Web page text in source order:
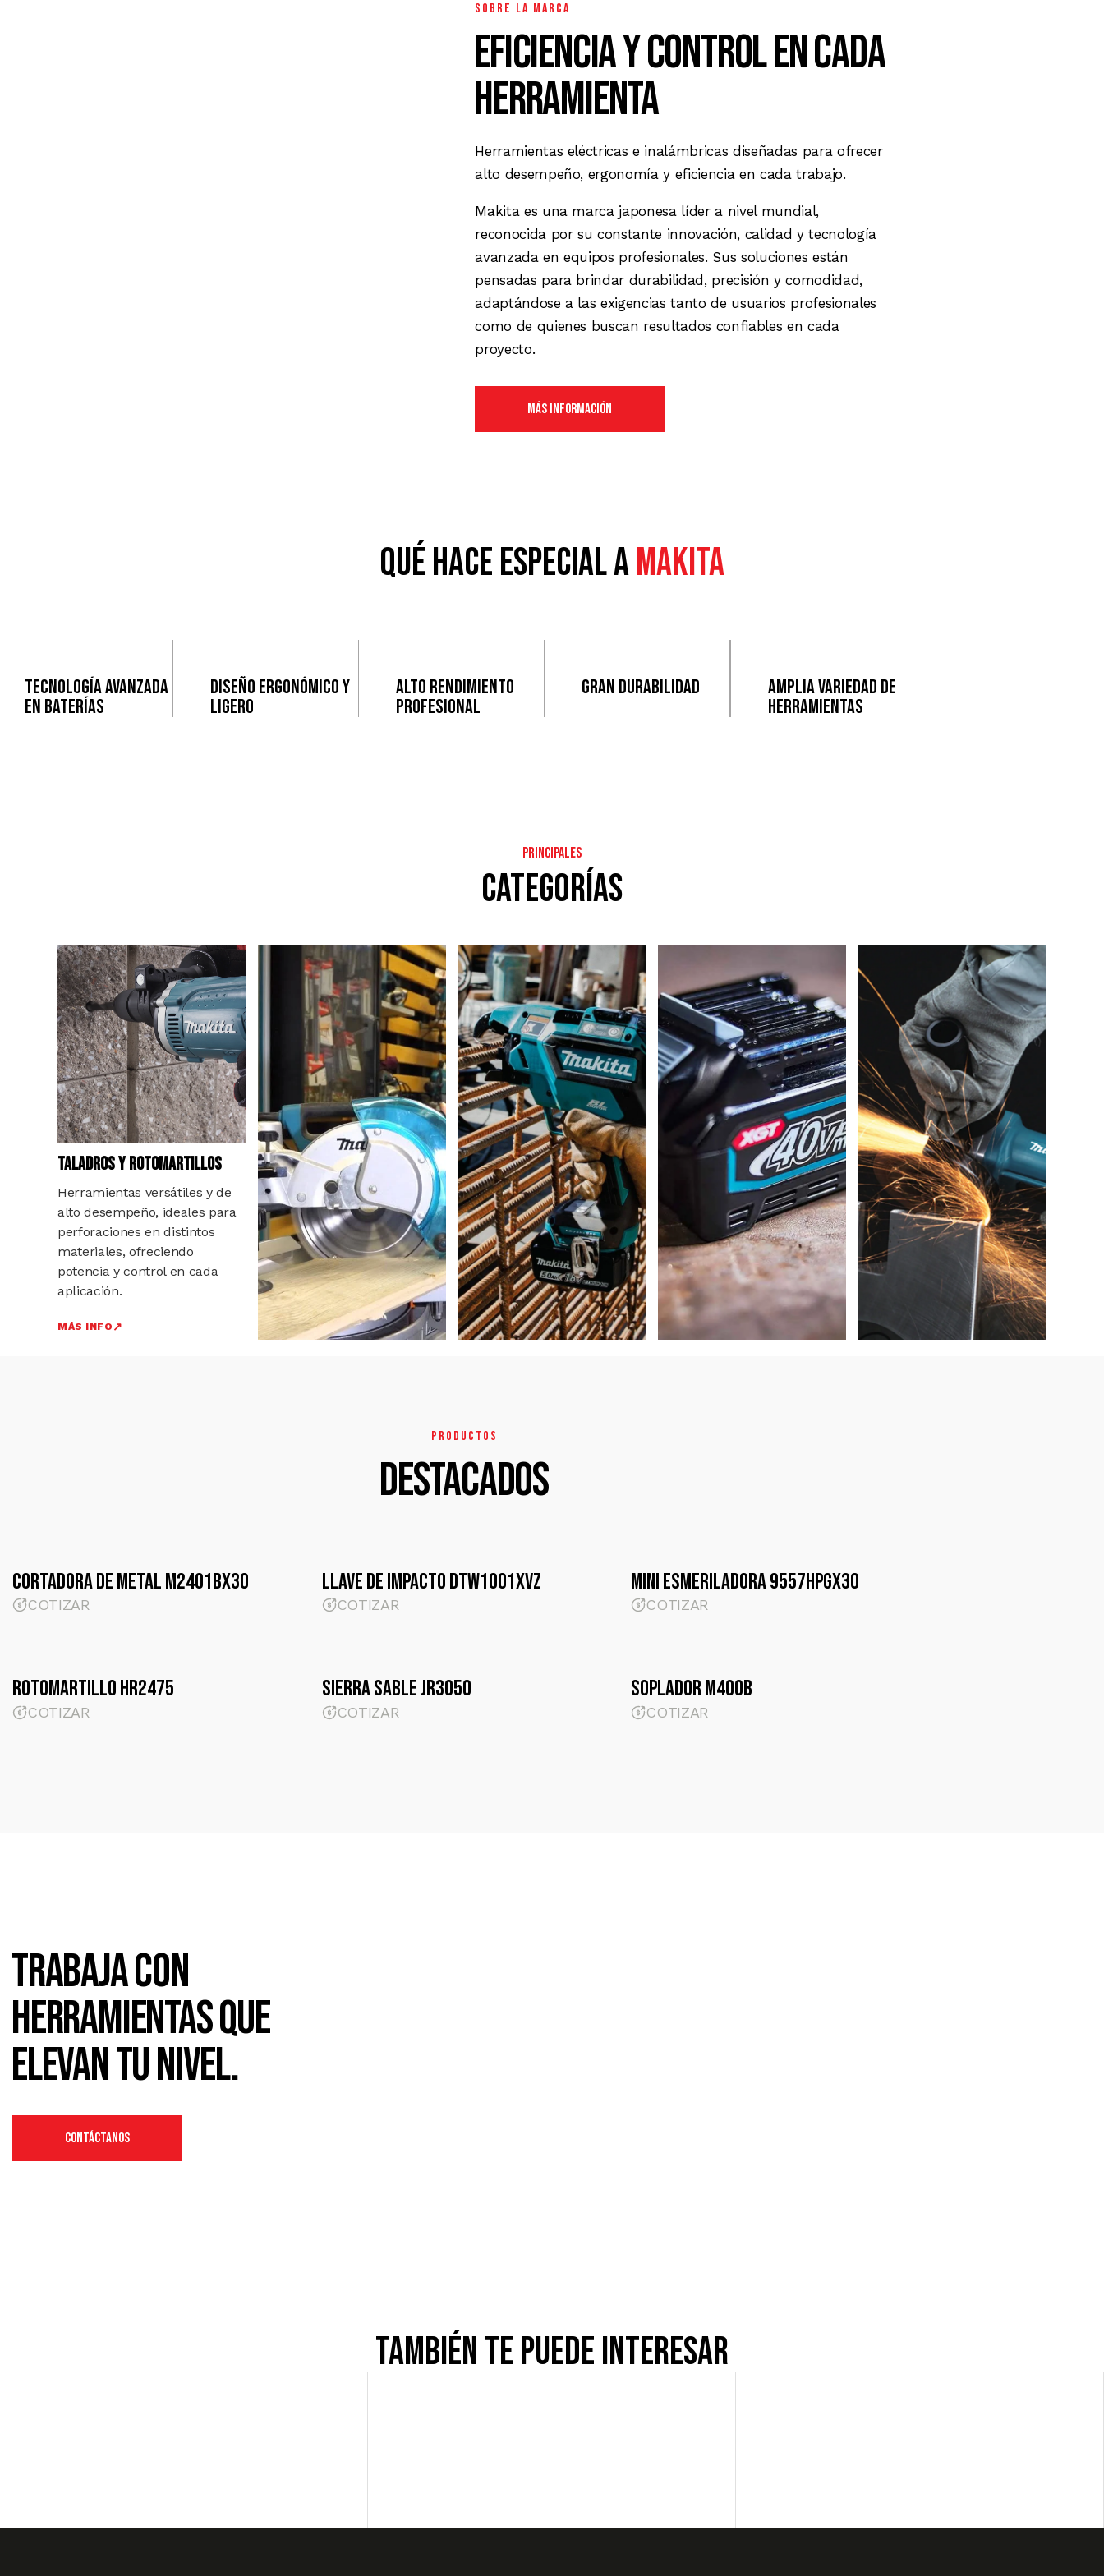
SOBRE LA MARCA
Eficiencia y control en cada
herramienta
Herramientas eléctricas e inalámbricas diseñadas para ofrecer
alto desempeño, ergonomía y eficiencia en cada trabajo.
Makita es una marca japonesa líder a nivel mundial,
reconocida por su constante innovación, calidad y tecnología
avanzada en equipos profesionales. Sus soluciones están
pensadas para brindar durabilidad, precisión y comodidad,
adaptándose a las exigencias tanto de usuarios profesionales
como de quienes buscan resultados confiables en cada
proyecto.
MÁS INFORMACIÓN
Qué hace especial aMAKITA
Tecnología avanzada
en baterías
Diseño ergonómico y
ligero
Alto rendimiento
profesional
Gran durabilidad
Amplia variedad de
herramientas
PRINCIPALES
categorías
TALADROS Y ROTOMARTILLOS
Herramientas versátiles y de
alto desempeño, ideales para
perforaciones en distintos
materiales, ofreciendo
potencia y control en cada
aplicación.
MÁS INFO
PRODUCTOS
DESTACADOS
Cortadora de metal M2401BX30
COTIZAR
llave de impacto DTW1001XVZ
COTIZAR
mini esmeriladora 9557HPGX30
COTIZAR
Rotomartillo HR2475
COTIZAR
sierra sable JR3050
COTIZAR
soplador M400B
COTIZAR
Trabaja con
herramientas que
elevan tu nivel.
CONTÁCTANOS
TAMBIéN TE PUEDE INTERESAR